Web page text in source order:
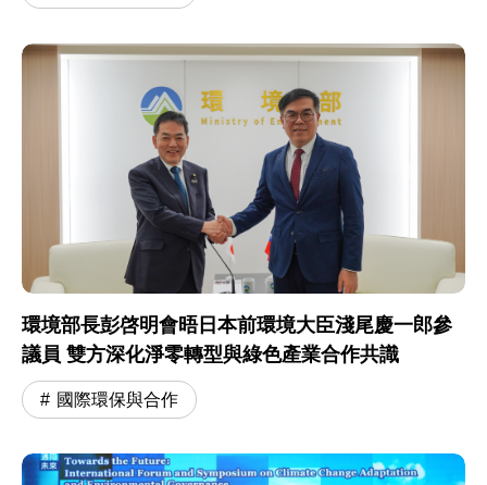
環境部長彭啓明會晤日本前環境大臣淺尾慶一郎參
議員 雙方深化淨零轉型與綠色產業合作共識
國際環保與合作